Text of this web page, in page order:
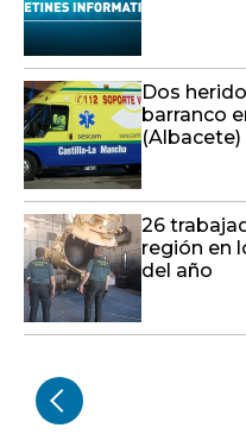
Dos
barranco
(Albacete)
26
región en
del año